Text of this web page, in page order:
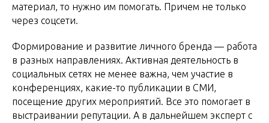
материал, то нужно им помогать. Причем не только
через соцсети.
Формирование и развитие личного бренда — работа
в разных направлениях. Активная деятельность в
социальных сетях не менее важна, чем участие в
конференциях, какие-то публикации в СМИ,
посещение других мероприятий. Все это помогает в
выстраивании репутации. А в дальнейшем эксперт с